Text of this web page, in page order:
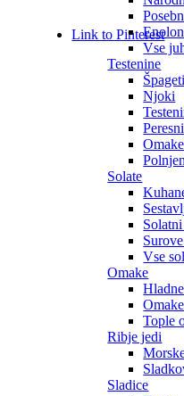
Link to Pinterest
Vse
Testenine
Špageti
Njoki
Solate
Vse
Omake
Tople
Ribje jedi
Sladice